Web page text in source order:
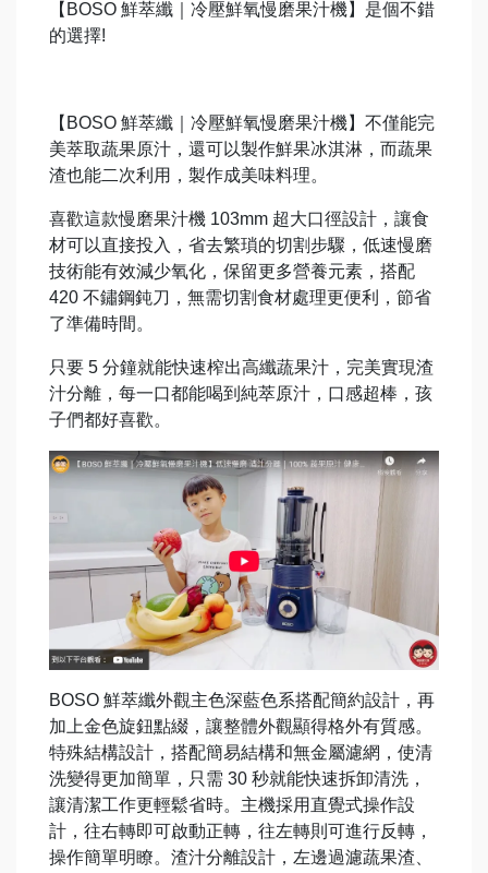
【BOSO 鮮萃纖｜冷壓鮮氧慢磨果汁機】是個不錯
的選擇!
【BOSO 鮮萃纖｜冷壓鮮氧慢磨果汁機】不僅能完
美萃取蔬果原汁，還可以製作鮮果冰淇淋，而蔬果
渣也能二次利用，製作成美味料理。
喜歡這款慢磨果汁機 103mm 超大口徑設計，讓食
材可以直接投入，省去繁瑣的切割步驟，低速慢磨
技術能有效減少氧化，保留更多營養元素，搭配
420 不鏽鋼鈍刀，無需切割食材處理更便利，節省
了準備時間。
只要 5 分鐘就能快速榨出高纖蔬果汁，完美實現渣
汁分離，每一口都能喝到純萃原汁，口感超棒，孩
子們都好喜歡。
BOSO 鮮萃纖外觀主色深藍色系搭配簡約設計，再
加上金色旋鈕點綴，讓整體外觀顯得格外有質感。
特殊結構設計，搭配簡易結構和無金屬濾網，使清
洗變得更加簡單，只需 30 秒就能快速拆卸清洗，
讓清潔工作更輕鬆省時。主機採用直覺式操作設
計，往右轉即可啟動正轉，往左轉則可進行反轉，
操作簡單明瞭。渣汁分離設計，左邊過濾蔬果渣、